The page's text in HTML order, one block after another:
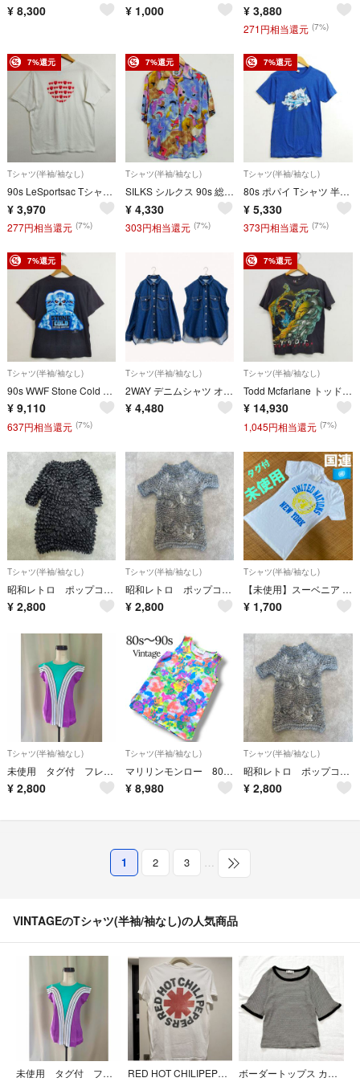
¥ 8,300 ¥ 1,000 ¥ 3,880
271円相当還元 (7%)
7%還元
Tシャツ(半袖/袖なし)
90s LeSportsac Tシャツ Hanes ヘインズ 半袖 レスポートサック コラボ ハート プリント ピチT 古着 VINTAGE Y2K ホワイト M C1000
¥ 3,970
277円相当還元 (7%)
7%還元
Tシャツ(半袖/袖なし)
SILKS シルクス 90s 総柄 開襟 オープンカラーシャツ 半袖 シャツ アート ピカソ キュビズム 古着 VINTAGE シルク100% ビッグサイズ レディース メンズ ユニセックス サイズ 1 LF37
¥ 4,330
303円相当還元 (7%)
7%還元
Tシャツ(半袖/袖なし)
80s ポパイ Tシャツ 半袖 カットソー 飛行機 プリント コットン シングルステッチ ヒートプリント 転写 コミック アメコミ USA製 古着 VINTAGE ブルー系 S 34-36 C570
¥ 5,330
373円相当還元 (7%)
7%還元
Tシャツ(半袖/袖なし)
90s WWF Stone Cold Steve Austin Tシャツ 3:16 スカル プリント 両面 古着 プロレス VINTAGE XL ブラック系 C561
¥ 9,110
637円相当還元 (7%)
Tシャツ(半袖/袖なし)
2WAY デニムシャツ オーバーサイズ 長袖 ノースリーブ 袖取り外し L
¥ 4,480
7%還元
Tシャツ(半袖/袖なし)
Todd Mcfarlane トッドマクファーレン Cy-gor サイゴー devolution 1997 Spawn スポーン giant ジャイアント Tシャツ 90s アメコミ マンガ 漫画 古着 VINTAGE レディース LF224
¥ 14,930
1,045円相当還元 (7%)
Tシャツ(半袖/袖なし)
昭和レトロ ポップコーン 半袖カットソー ブラック 伸縮素材 M-L
¥ 2,800
Tシャツ(半袖/袖なし)
昭和レトロ ポップコーン マダラ模様 伸縮素材 グレー フリーサイズ
¥ 2,800
Tシャツ(半袖/袖なし)
【未使用】スーベニア Tシャツ 国連本部 ニューヨーク 白T ロゴT レディース 土産 カットソー Mサイズ レア❣️ NY
¥ 1,700
Tシャツ(半袖/袖なし)
未使用 タグ付 フレンチスリーブTシャツ コットン100% ビンテージ レトロ
¥ 2,800
Tシャツ(半袖/袖なし)
マリリンモンロー 80s B.C.B.G. PARIS 総柄 ノースリーブ
¥ 8,980
Tシャツ(半袖/袖なし)
昭和レトロ ポップコーン マダラ模様 伸縮素材 グレー フリーサイズ
¥ 2,800
1 2 3 …
VINTAGEのTシャツ(半袖/袖なし)の人気商品
未使用 タグ付 フレンチスリーブTシャツ コットン100% ビンテージ レトロ RED HOT CHILIPEPPERS Tシャツ レッドホットチリペッパーズ レッチリ ボーダートップス カットソー 半袖 モノトーン 大人カジュアル 可愛い M